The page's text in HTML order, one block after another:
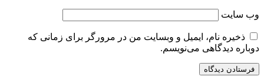
وب‌ سایت
ذخیره نام، ایمیل و وبسایت من در مرورگر برای زمانی که
دوباره دیدگاهی می‌نویسم.